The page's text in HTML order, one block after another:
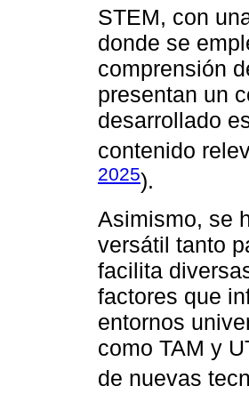
STEM, con
donde se
comprensión
presentan un
desarrollado
contenido
2025).
Asimismo, se
versátil tanto
facilita
factores que
entornos
como TAM y
de nuevas